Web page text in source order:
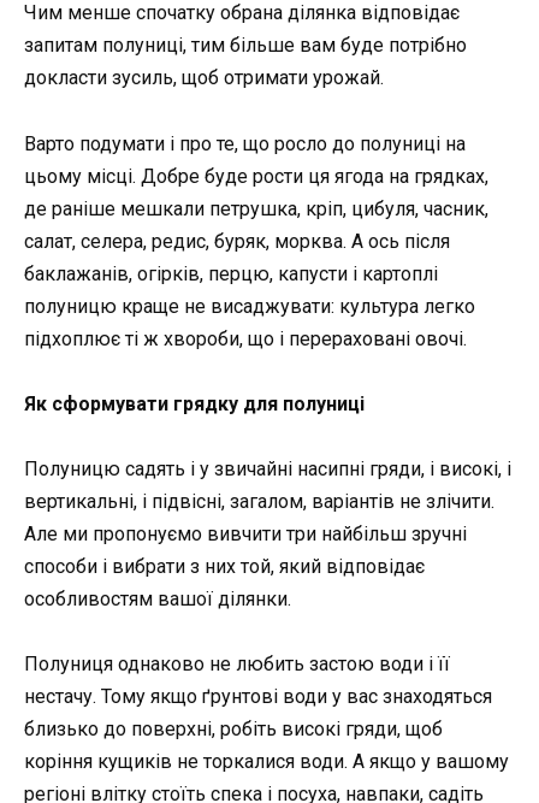
Чим менше спочатку обрана ділянка відповідає
запитам полуниці, тим більше вам буде потрібно
докласти зусиль, щоб отримати урожай.
Варто подумати і про те, що росло до полуниці на
цьому місці. Добре буде рости ця ягода на грядках,
де раніше мешкали петрушка, кріп, цибуля, часник,
салат, селера, редис, буряк, морква. А ось після
баклажанів, огірків, перцю, капусти і картоплі
полуницю краще не висаджувати: культура легко
підхоплює ті ж хвороби, що і перераховані овочі.
Як сформувати грядку для полуниці
Полуницю садять і у звичайні насипні гряди, і високі, і
вертикальні, і підвісні, загалом, варіантів не злічити.
Але ми пропонуємо вивчити три найбільш зручні
способи і вибрати з них той, який відповідає
особливостям вашої ділянки.
Полуниця однаково не любить застою води і її
нестачу. Тому якщо ґрунтові води у вас знаходяться
близько до поверхні, робіть високі гряди, щоб
коріння кущиків не торкалися води. А якщо у вашому
регіоні влітку стоїть спека і посуха, навпаки, садіть